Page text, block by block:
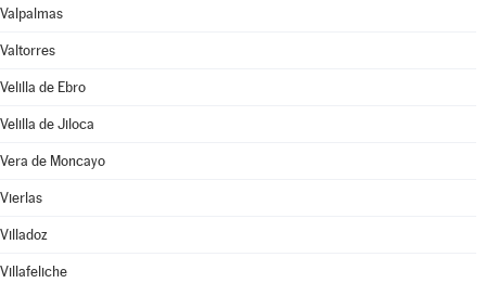
Valpalmas
Valtorres
Velilla de Ebro
Velilla de Jiloca
Vera de Moncayo
Vierlas
Villadoz
Villafeliche